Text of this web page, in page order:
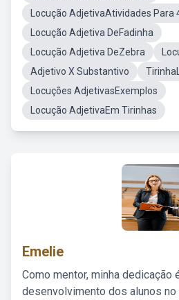
Locução AdjetivaAtividades Para
Locução Adjetiva DeFadinha
Locução Adjetiva DeZebra
Adjetivo X Substantivo
Locuções AdjetivasExemplos
Locução AdjetivaEm Tirinhas
Emelie
Como mentor, minha dedicação
desenvolvimento dos alunos